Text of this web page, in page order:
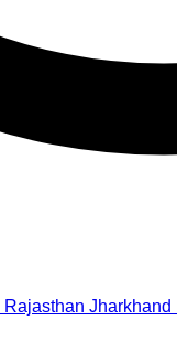
Rajasthan Jharkhand